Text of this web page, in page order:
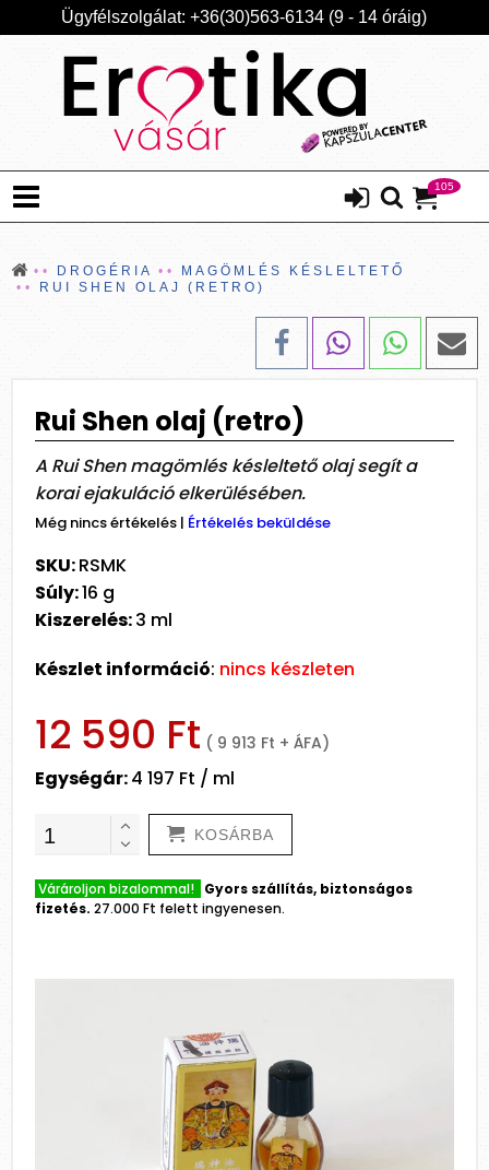
Ügyfélszolgálat: +36(30)563-6134 (9 - 14 óráig)
105
DROGÉRIA
MAGÖMLÉS KÉSLELTETŐ
RUI SHEN OLAJ (RETRO)
Rui Shen olaj (retro)
A Rui Shen magömlés késleltető olaj segít a
korai ejakuláció elkerülésében.
Még nincs értékelés | Értékelés beküldése
SKU:RSMK
Súly:16 g
Kiszerelés:3 ml
Készlet információ: nincs készleten
12 590 Ft ( 9 913 Ft + ÁFA)
Egységár:4 197 Ft / ml
KOSÁRBA
Várároljon bizalommal! Gyors szállítás, biztonságos
fizetés. 27.000 Ft felett ingyenesen.